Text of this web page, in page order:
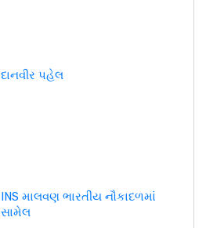
દાનવીર પહેલ
INS માલવણ ભારતીય નૌકાદળમાં
સામેલ